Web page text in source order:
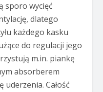
sporo wycięć
dlatego
każdego kasku
do regulacji jego
m.in. piankę
absorberem
uderzenia. Całość